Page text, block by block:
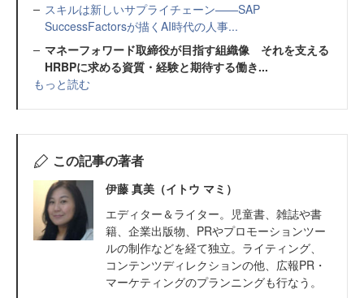
スキルは新しいサプライチェーン——SAP
SuccessFactorsが描くAI時代の人事...
マネーフォワード取締役が目指す組織像 それを支える
HRBPに求める資質・経験と期待する働き...
もっと読む
この記事の著者
伊藤 真美（イトウ マミ）
エディター＆ライター。児童書、雑誌や書
籍、企業出版物、PRやプロモーションツー
ルの制作などを経て独立。ライティング、
コンテンツディレクションの他、広報PR・
マーケティングのプランニングも行なう。